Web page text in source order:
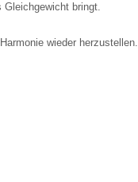
bringt.
wieder herzustellen.